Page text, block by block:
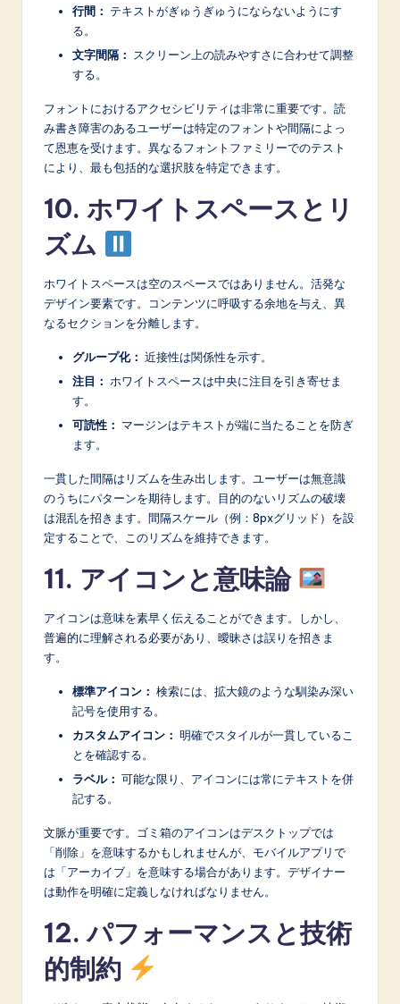
行間： テキストがぎゅうぎゅうにならないようにす
る。
文字間隔：
スクリーン上の読みやすさに合わせて調整
する。
フォントにおけるアクセシビリティは非常に重要です。読
み書き障害のあるユーザーは特定のフォントや間隔によっ
て恩恵を受けます。異なるフォントファミリーでのテスト
により、最も包括的な選択肢を特定できます。
10. ホワイトスペースとリ
ズム
ホワイトスペースは空のスペースではありません。活発な
デザイン要素です。コンテンツに呼吸する余地を与え、異
なるセクションを分離します。
グループ化： 近接性は関係性を示す。
注目： ホワイトスペースは中央に注目を引き寄せま
す。
可読性： マージンはテキストが端に当たることを防ぎ
ます。
一貫した間隔はリズムを生み出します。ユーザーは無意識
のうちにパターンを期待します。目的のないリズムの破壊
は混乱を招きます。間隔スケール（例：8pxグリッド）を設
定することで、このリズムを維持できます。
11. アイコンと意味論
アイコンは意味を素早く伝えることができます。しかし、
普遍的に理解される必要があり、曖昧さは誤りを招きま
す。
標準アイコン： 検索には、拡大鏡のような馴染み深い
記号を使用する。
カスタムアイコン： 明確でスタイルが一貫しているこ
とを確認する。
ラベル： 可能な限り、アイコンには常にテキストを併
記する。
文脈が重要です。ゴミ箱のアイコンはデスクトップでは
「削除」を意味するかもしれませんが、モバイルアプリで
は「アーカイブ」を意味する場合があります。デザイナー
は動作を明確に定義しなければなりません。
12. パフォーマンスと技術
的制約